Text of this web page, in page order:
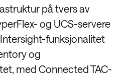
på tvers av
og UCS-servere
funksjonalitet
og
med Connected TAC-